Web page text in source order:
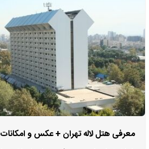
معرفی هتل لاله تهران + عکس و امکانات